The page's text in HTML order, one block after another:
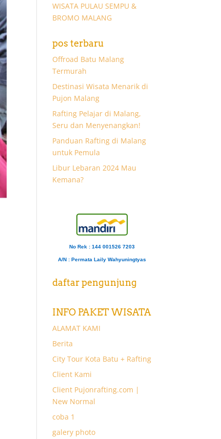
WISATA PULAU SEMPU &
BROMO MALANG
pos terbaru
Offroad Batu Malang
Termurah
Destinasi Wisata Menarik di
Pujon Malang
Rafting Pelajar di Malang,
Seru dan Menyenangkan!
Panduan Rafting di Malang
untuk Pemula
Libur Lebaran 2024 Mau
Kemana?
No Rek : 144 001526 7203
A/N : Permata Laily Wahyuningtyas
daftar pengunjung
INFO PAKET WISATA
ALAMAT KAMI
Berita
City Tour Kota Batu + Rafting
Client Kami
Client Pujonrafting.com |
New Normal
coba 1
galery photo